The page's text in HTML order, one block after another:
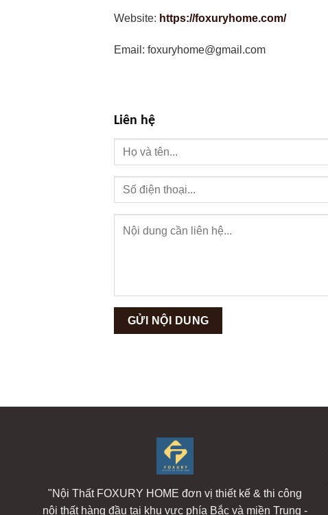
Website: https://foxuryhome.com/
Email: foxuryhome@gmail.com
Liên hệ
"Nội Thất FOXURY HOME đơn vị thiết kế & thi công
nội thất hàng đầu tại khu vực phía Bắc và miền Trung -